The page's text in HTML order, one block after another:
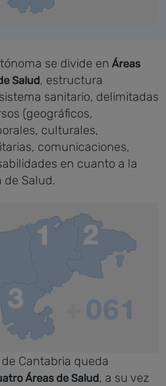
se divide en Áreas
Salud, estructura
sanitario, delimitadas
(geográficos,
culturales,
comunicaciones,
en cuanto a la
de Salud.
Cantabria queda
Áreas de Salud, a su vez